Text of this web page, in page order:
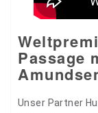
Passage
Unser Partner